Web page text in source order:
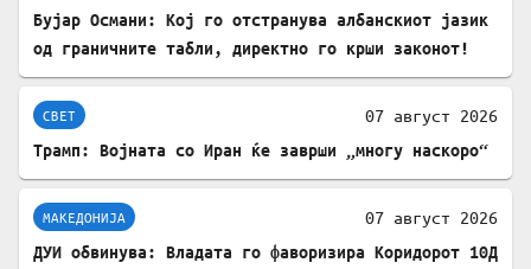
Бујар Османи: Кој го отстранува албанскиот јазик
од граничните табли, директно го крши законот!
СВЕТ 07 август 2026
Трамп: Војната со Иран ќе заврши „многу наскоро“
МАКЕДОНИЈА 07 август 2026
ДУИ обвинува: Владата го фаворизира Коридорот 10Д